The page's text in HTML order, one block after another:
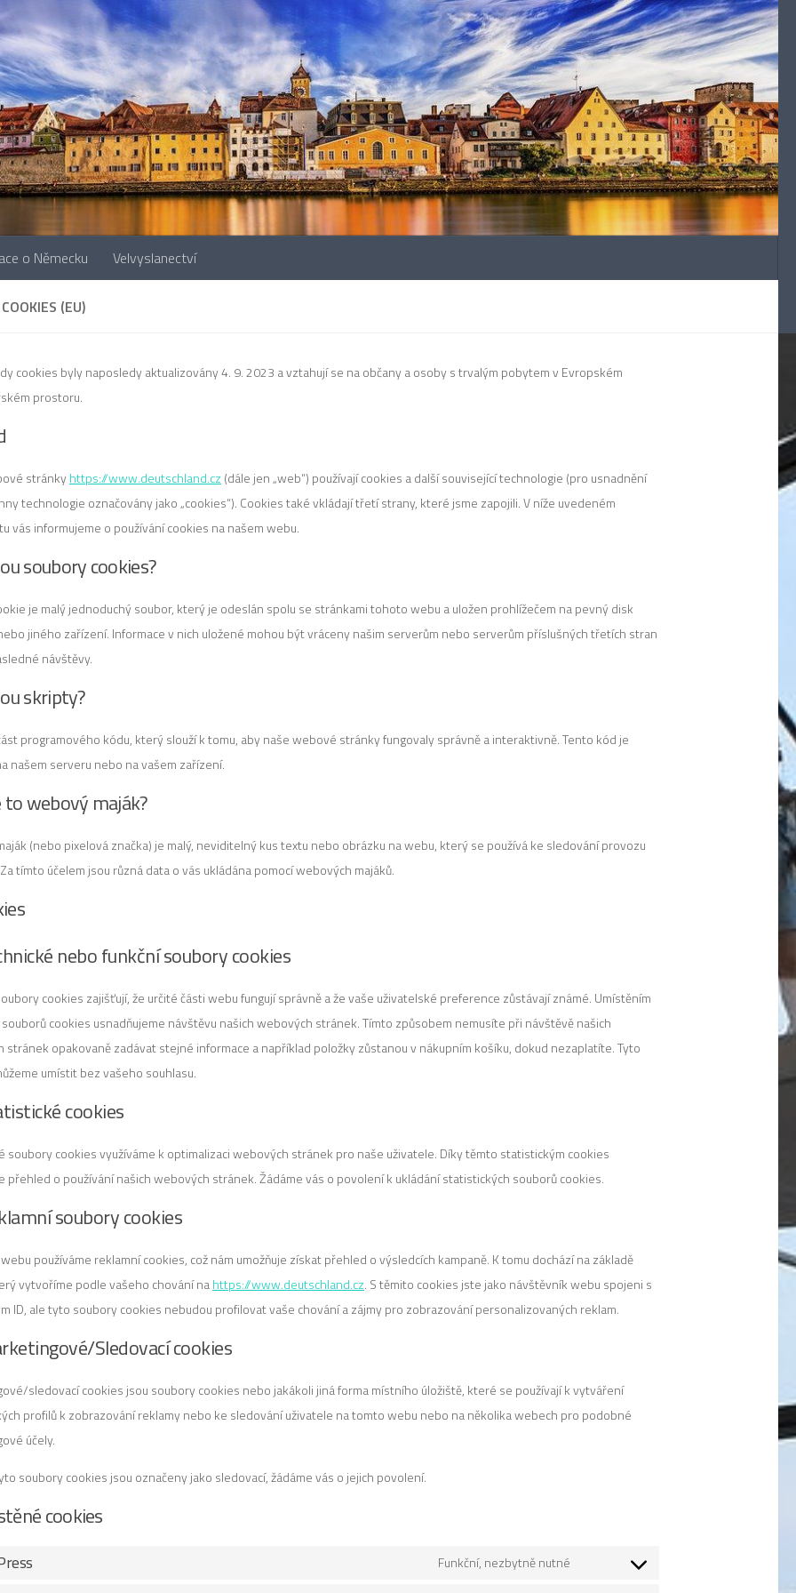
o Německu Velvyslanectví
(EU)
cookies byly naposledy aktualizovány 4. 9. 2023 a vztahují se na občany a osoby s trvalým pobytem v Evropském
prostoru.
stránkyhttps://www.deutschland.cz (dále jen „web“) používají cookies a další související technologie (pro usnadnění
technologie označovány jako „cookies“). Cookies také vkládají třetí strany, které jsme zapojili. V níže uvedeném
vás informujeme o používání cookies na našem webu.
soubory cookies?
je malý jednoduchý soubor, který je odeslán spolu se stránkami tohoto webu a uložen prohlížečem na pevný disk
jiného zařízení. Informace v nich uložené mohou být vráceny našim serverům nebo serverům příslušných třetích stran
návštěvy.
skripty?
programového kódu, který slouží k tomu, aby naše webové stránky fungovaly správně a interaktivně. Tento kód je
našem serveru nebo na vašem zařízení.
to webový maják?
(nebo pixelová značka) je malý, neviditelný kus textu nebo obrázku na webu, který se používá ke sledování provozu
tímto účelem jsou různá data o vás ukládána pomocí webových majáků.
nebo funkční soubory cookies
cookies zajišťují, že určité části webu fungují správně a že vaše uživatelské preference zůstávají známé. Umístěním
cookies usnadňujeme návštěvu našich webových stránek. Tímto způsobem nemusíte při návštěvě našich
stránek opakovaně zadávat stejné informace a například položky zůstanou v nákupním košíku, dokud nezaplatíte. Tyto
umístit bez vašeho souhlasu.
cookies
soubory cookies využíváme k optimalizaci webových stránek pro naše uživatele. Díky těmto statistickým cookies
přehled o používání našich webových stránek. Žádáme vás o povolení k ukládání statistických souborů cookies.
soubory cookies
používáme reklamní cookies, což nám umožňuje získat přehled o výsledcích kampaně. K tomu dochází na základě
vytvoříme podle vašeho chování nahttps://www.deutschland.cz. S těmito cookies jste jako návštěvník webu spojeni s
ID, ale tyto soubory cookies nebudou profilovat vaše chování a zájmy pro zobrazování personalizovaných reklam.
Sledovací cookies
sledovací cookies jsou soubory cookies nebo jakákoli jiná forma místního úložiště, které se používají k vytváření
profilů k zobrazování reklamy nebo ke sledování uživatele na tomto webu nebo na několika webech pro podobné
účely.
soubory cookies jsou označeny jako sledovací, žádáme vás o jejich povolení.
cookies
Funkční, nezbytně nutné